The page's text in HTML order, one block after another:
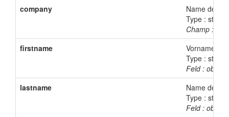
company
Name der
Type : string
Champ :
firstname
Vorname
Type : string
Feld :
lastname
Name des
Type : string
Feld :